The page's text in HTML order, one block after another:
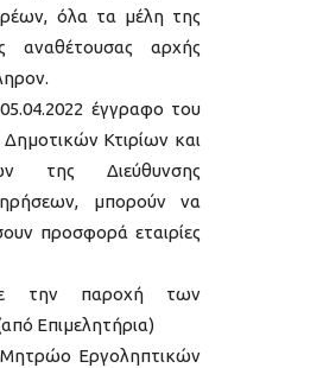
όλα τα μέλη της
αναθέτουσας αρχής
έγγραφο του
Κτιρίων και
της Διεύθυνσης
μπορούν να
προσφορά εταιρίες
την παροχή των
Επιμελητήρια)
Μητρώο Εργοληπτικών